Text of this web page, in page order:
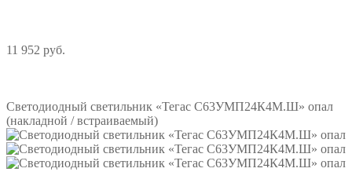
11 952 руб.
Светодиодный светильник «Тегас С63УМП24К4М.Ш» опал
(накладной / встраиваемый)